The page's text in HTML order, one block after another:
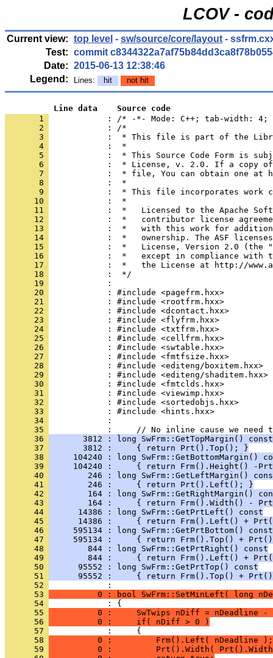
LCOV -
Current view: top level - sw/source/core/layout -
Test: commit
Date: 2015-06-13 12:38:46
Legend:
Lines: hit not hit
          Line data    Source code
       1
: /* -*- Mode: C++; tab-width:
       2
       3
       4
       5
       6
       7
       8
       9
      10
      11
      12
      13
      14
      15
      16
      17
      18
      19
      20
      21
      22
      23
      24
      25
      26
      27
      28
      29
      30
      31
      32
      33
      34
            :
      35
      36
       3812 : long SwFrm::GetTopMargin() const
      37
       3812 :     { return Prt().Top(); }
      38
104240 : long SwFrm::GetBottomMargin()
      39
104240 :     { return Frm().Height() -
      40
246 : long SwFrm::GetLeftMargin()
      41
        246 :     { return Prt().Left(); }
      42
164 : long SwFrm::GetRightMargin()
      43
164 :     { return Frm().Width() -
      44
      14386 : long SwFrm::GetPrtLeft() const
      45
14386 :     { return Frm().Left() +
      46
     595134 : long SwFrm::GetPrtBottom() const
      47
595134 :     { return Frm().Top() +
      48
        844 : long SwFrm::GetPrtRight() const
      49
844 :     { return Frm().Left() +
      50
      95552 : long SwFrm::GetPrtTop() const
      51
95552 :     { return Frm().Top() +
      52
      53
0 : bool SwFrm::SetMinLeft( long
      54
      55
0 :     SwTwips nDiff = nDeadline -
      56
          0 :     if( nDiff > 0 )
      57
      58
          0 :         Frm().Left( nDeadline );
      59
0 :         Prt().Width(